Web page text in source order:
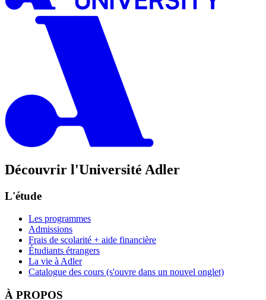
Découvrir l'Université Adler
L'étude
Les programmes
Admissions
Frais de scolarité + aide financière
Étudiants étrangers
La vie à Adler
Catalogue des cours (s'ouvre dans un nouvel onglet)
À PROPOS